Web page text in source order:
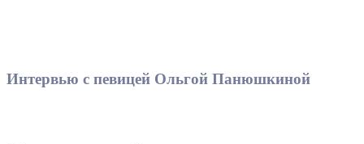
Интервью с певицей Ольгой Панюшкиной